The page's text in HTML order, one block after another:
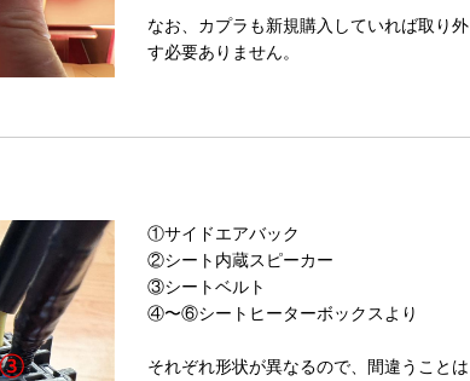
なお、カプラも新規購入していれば取り外
す必要ありません。
①サイドエアバック
②シート内蔵スピーカー
③シートベルト
④〜⑥シートヒーターボックスより
それぞれ形状が異なるので、間違うことは